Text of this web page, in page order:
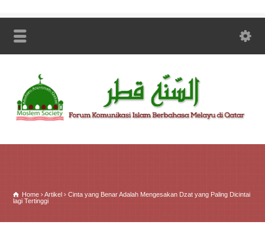
Home Artikel
Cinta yang Benar Adalah Mengesakan Dzat yang Paling Dicintai
lagi Tertinggi